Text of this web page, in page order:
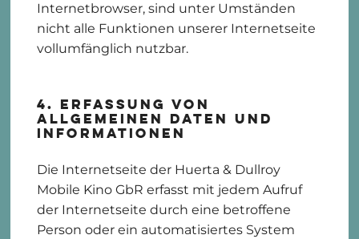
Internetbrowser, sind unter Umständen
nicht alle Funktionen unserer Internetseite
vollumfänglich nutzbar.
4. Erfassung von
allgemeinen Daten und
Informationen
Die Internetseite der Huerta & Dullroy
Mobile Kino GbR erfasst mit jedem Aufruf
der Internetseite durch eine betroffene
Person oder ein automatisiertes System